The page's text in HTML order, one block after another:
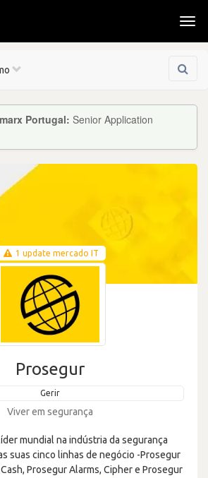
Portugal: Senior Application
1 update mercado IT
Prosegur
Gerir
Viver em segurança
mundial na indústria da segurança
suas cinco linhas de negócio -Prosegur
Prosegur Alarms, Cipher e Prosegur